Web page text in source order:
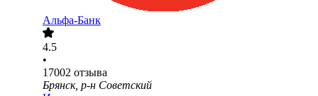
Альфа-Банк
4.5
•
17002 отзыва
Брянск, р-н Советский